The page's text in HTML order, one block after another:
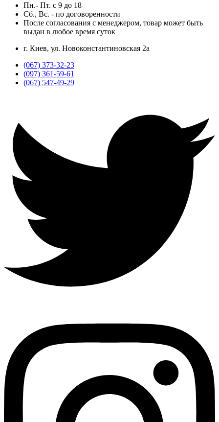
Пн.- Пт. с 9 до 18
Сб., Вс. - по договоренности
После согласования с менеджером, товар может быть
выдан в любое время суток
г. Киев, ул. Новоконстантиновская 2а
(067) 373-32-23
(097) 361-59-61
(067) 547-49-29